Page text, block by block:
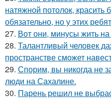
натяжной потолок, красить
обязательно, но у этих
27. Вот они, минусы жить
28. Талантливый человек
пространстве сможет
29. Спорим, вы никогда не
люди на Сахалине.
30. Парень решил не